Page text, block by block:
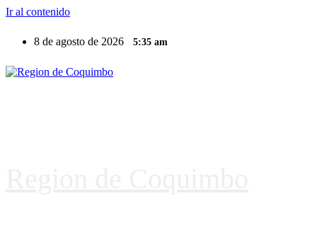
Ir al contenido
8 de agosto de 2026 5:35 am